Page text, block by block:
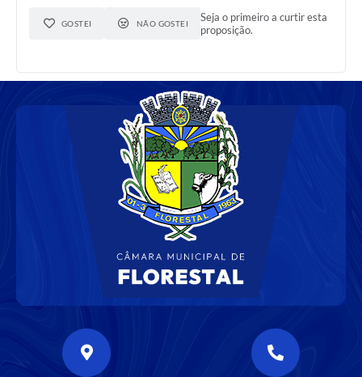
GOSTEI NÃO GOSTEI
Seja o primeiro a curtir esta
proposição.